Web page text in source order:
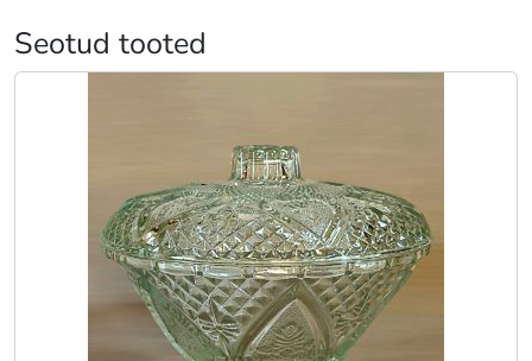
Seotud tooted